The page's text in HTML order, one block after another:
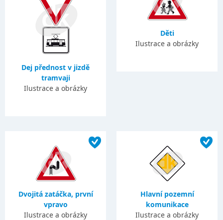
Dej přednost v jizdě
tramvaji
Ilustrace a obrázky
Děti
Ilustrace a obrázky
Dvojitá zatáčka, první
vpravo
Ilustrace a obrázky
Hlavní pozemní
komunikace
Ilustrace a obrázky